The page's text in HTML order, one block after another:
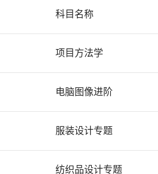
科目名称
项目方法学
电脑图像进阶
服装设计专题
纺织品设计专题